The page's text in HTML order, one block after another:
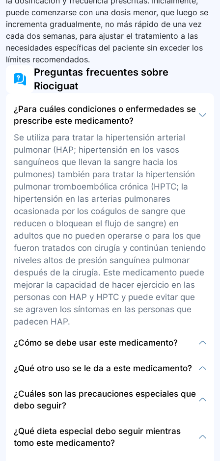
puede comenzarse con una dosis menor, que luego se
incrementa gradualmente, no más rápido de una vez
cada dos semanas, para ajustar el tratamiento a las
necesidades específicas del paciente sin exceder los
límites recomendados.
Preguntas frecuentes sobre
Riociguat
¿Para cuáles condiciones o enfermedades se
prescribe este medicamento?
Se utiliza para tratar la hipertensión arterial
pulmonar (HAP; hipertensión en los vasos
sanguíneos que llevan la sangre hacia los
pulmones) también para tratar la hipertensión
pulmonar tromboembólica crónica (HPTC; la
hipertensión en las arterias pulmonares
ocasionada por los coágulos de sangre que
reducen o bloquean el flujo de sangre) en
adultos que no pueden operarse o para los que
fueron tratados con cirugía y continúan teniendo
niveles altos de presión sanguínea pulmonar
después de la cirugía. Este medicamento puede
mejorar la capacidad de hacer ejercicio en las
personas con HAP y HPTC y puede evitar que
se agraven los síntomas en las personas que
padecen HAP.
¿Cómo se debe usar este medicamento?
tomar por vía oral. Generalmente se toma con o
en el mismo horario y siga las instrucciones que
se encuentran en la etiqueta del medicamento.
le indique, no tome más ni menos cantidad del
medicamento, ni lo tome con más frecuencia de
¿Qué otro uso se le da a este medicamento?
específicos de riociguat fuera de su aplicación
en el tratamiento de la HAP y la HPTC.
¿Cuáles son las precauciones especiales que
debo seguir?
al médico sobre alergias al riociguat o cualquier
otro medicamento, el uso actual o pasado de
¿Qué dieta especial debo seguir mientras
tomo este medicamento?